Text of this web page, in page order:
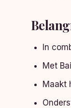
In
Met
Maakt